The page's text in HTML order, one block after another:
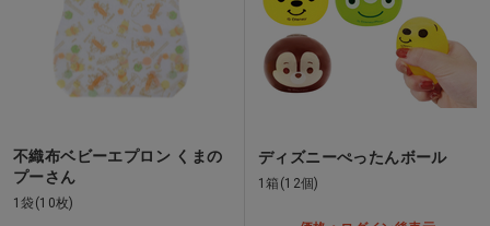
不織布ベビーエプロン くまの
プーさん
1袋(10枚)
ディズニーぺったんボール
1箱(12個)